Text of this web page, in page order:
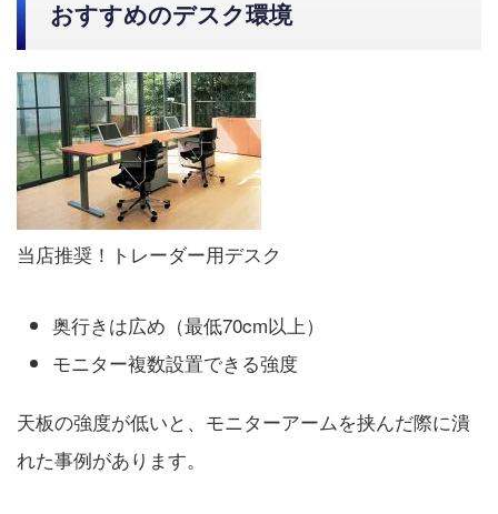
おすすめのデスク環境
当店推奨！トレーダー用デスク
奥行きは広め（最低70cm以上）
モニター複数設置できる強度
天板の強度が低いと、モニターアームを挟んだ際に潰
れた事例があります。